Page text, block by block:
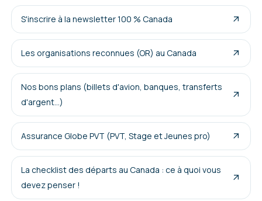
S'inscrire à la newsletter 100 % Canada
Les organisations reconnues (OR) au Canada
Nos bons plans (billets d'avion, banques, transferts
d'argent...)
Assurance Globe PVT (PVT, Stage et Jeunes pro)
La checklist des départs au Canada : ce à quoi vous
devez penser !